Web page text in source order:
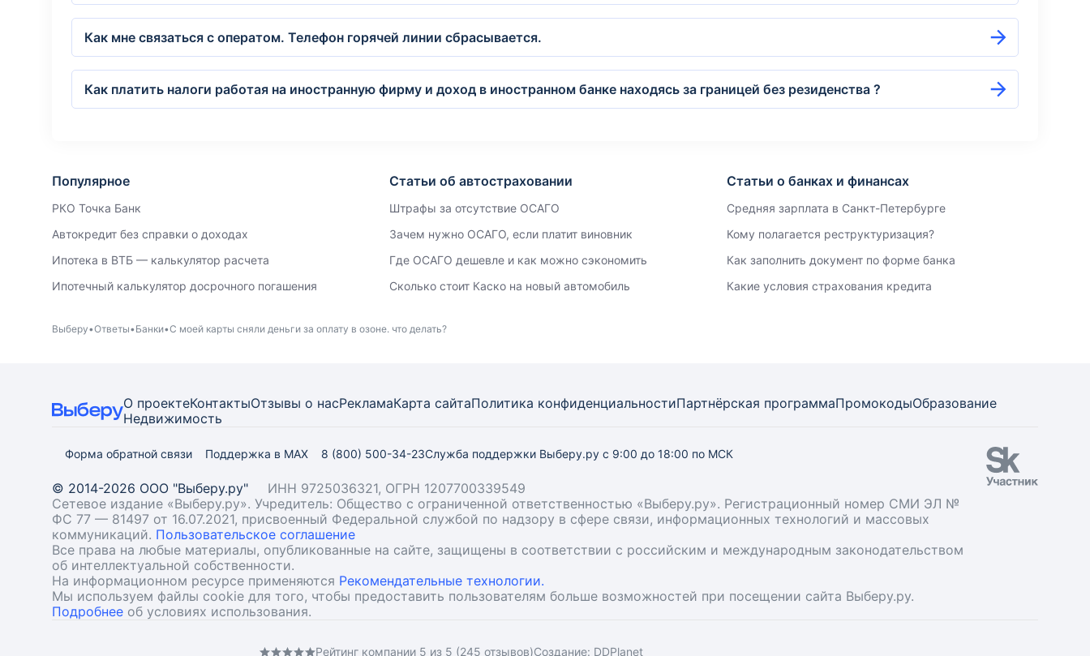
Как мне связаться с оператом. Телефон горячей линии сбрасывается.
Как платить налоги работая на иностранную фирму и доход в иностранном банке находясь за границей без резиденства ?
Популярное
РКО Точка Банк
Автокредит без справки о доходах
Ипотека в ВТБ — калькулятор расчета
Ипотечный калькулятор досрочного погашения
Статьи об автостраховании
Штрафы за отсутствие ОСАГО
Зачем нужно ОСАГО, если платит виновник
Где ОСАГО дешевле и как можно сэкономить
Сколько стоит Каско на новый автомобиль
Статьи о банках и финансах
Средняя зарплата в Санкт-Петербурге
Кому полагается реструктуризация?
Как заполнить документ по форме банка
Какие условия страхования кредита
Выберу Ответы Банки С моей карты сняли деньги за оплату в озоне. что делать?
О проектеКонтактыОтзывы о насРекламаКарта сайтаПолитика конфиденциальностиПартнёрская программаПромокодыОбразование
Недвижимость
Форма обратной связи Поддержка в MAX 8 (800) 500-34-23Служба поддержки Выберу.ру с 9:00 до 18:00 по МСК
© 2014-2026 ООО "Выберу.ру"
ИНН 9725036321, ОГРН 1207700339549
Сетевое издание «Выберу.ру». Учредитель: Общество с ограниченной ответственностью «Выберу.ру». Регистрационный номер СМИ ЭЛ №
ФС 77 — 81497 от 16.07.2021, присвоенный Федеральной службой по надзору в сфере связи, информационных технологий и массовых
коммуникаций. Пользовательское соглашение
Все права на любые материалы, опубликованные на сайте, защищены в соответствии с российским и международным законодательством
об интеллектуальной собственности.
На информационном ресурсе применяются Рекомендательные технологии.
Мы используем файлы cookie для того, чтобы предоставить пользователям больше возможностей при посещении сайта Выберу.ру.
Подробнее об условиях использования.
Рейтинг компании 5 из 5 (245 отзывов)Создание: DDPlanet